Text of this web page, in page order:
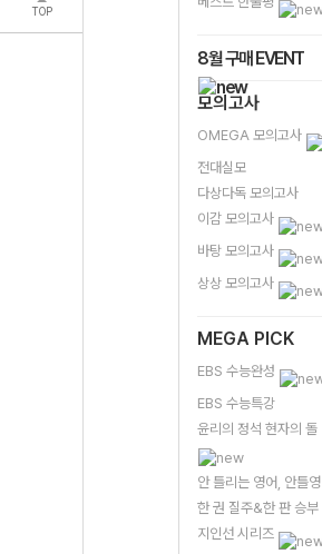
TOP
8월 구매 EVENT
모의고사
OMEGA 모의고사
전대실모
다상다독 모의고사
이감 모의고사
바탕 모의고사
상상 모의고사
MEGA PICK
EBS 수능완성
EBS 수능특강
윤리의 정석 현자의 돌
안 틀리는 영어, 안틀영
한 권 질주&한 판 승부
지인선 시리즈